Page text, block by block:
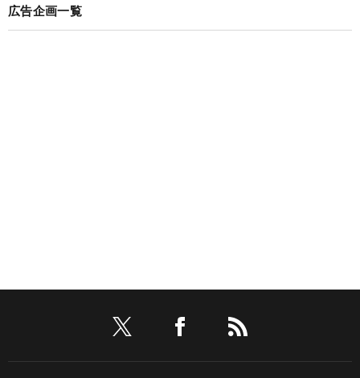
広告企画一覧